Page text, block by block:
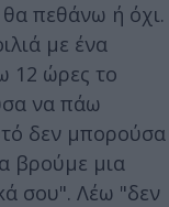
πεθάνω ή όχι.
με ένα
12 ώρες το
να πάω
δεν μπορούσα
βρούμε μια
σου". Λέω "δεν